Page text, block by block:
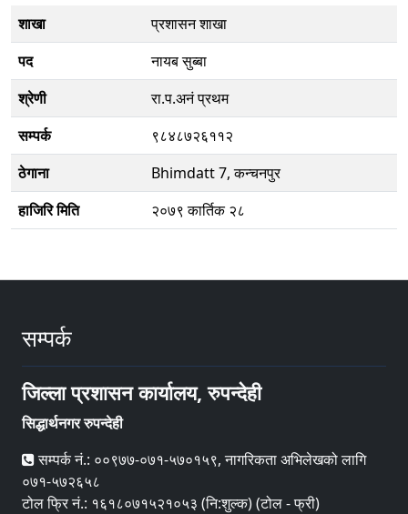
शाखा
प्रशासन शाखा
पद
नायब सुब्बा
श्रेणी
रा.प.अनं प्रथम
सम्पर्क
९८४८७२६११२
ठेगाना
Bhimdatt 7, कन्चनपुर
हाजिरि मिति
२०७९ कार्तिक २८
सम्पर्क
जिल्ला प्रशासन कार्यालय, रुपन्देही
सिद्धार्थनगर रुपन्देही
सम्पर्क नं.: ००९७७-०७१-५७०१५९, नागरिकता अभिलेखको लागि
०७१-५७२६५८
टोल फ्रि नं.: १६१८०७१५२१०५३ (नि:शुल्क) (टोल - फ्री)